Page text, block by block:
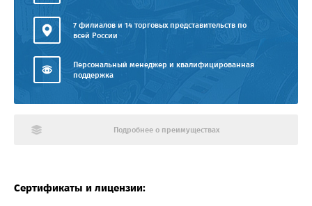
7 филиалов и 14 торговых представительств по
всей России
Персональный менеджер и квалифицированная
поддержка
Подробнее о преимуществах
Сертификаты и лицензии: